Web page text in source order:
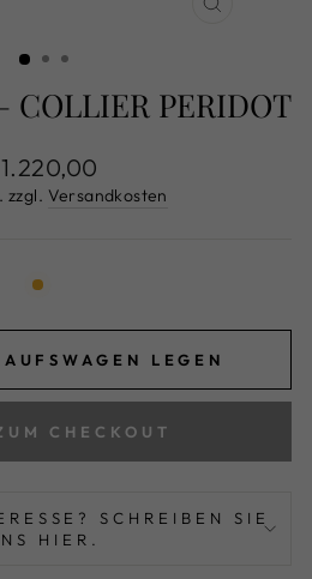
COLLIER PERIDOT
zzgl. Versandkosten
LEGEN
CHECKOUT
SCHREIBEN SIE
HIER.